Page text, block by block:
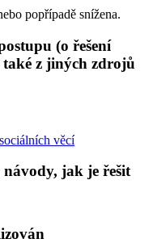
popřípadě snížena.
(o řešení
také z jiných zdrojů
věcí
návody, jak je řešit